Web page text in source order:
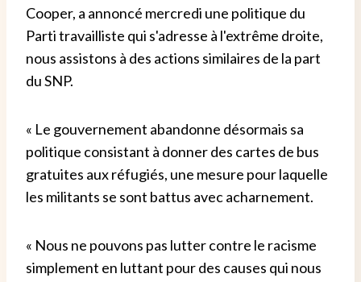
Cooper, a annoncé mercredi une politique du
Parti travailliste qui s'adresse à l'extrême droite,
nous assistons à des actions similaires de la part
du SNP.
« Le gouvernement abandonne désormais sa
politique consistant à donner des cartes de bus
gratuites aux réfugiés, une mesure pour laquelle
les militants se sont battus avec acharnement.
« Nous ne pouvons pas lutter contre le racisme
simplement en luttant pour des causes qui nous